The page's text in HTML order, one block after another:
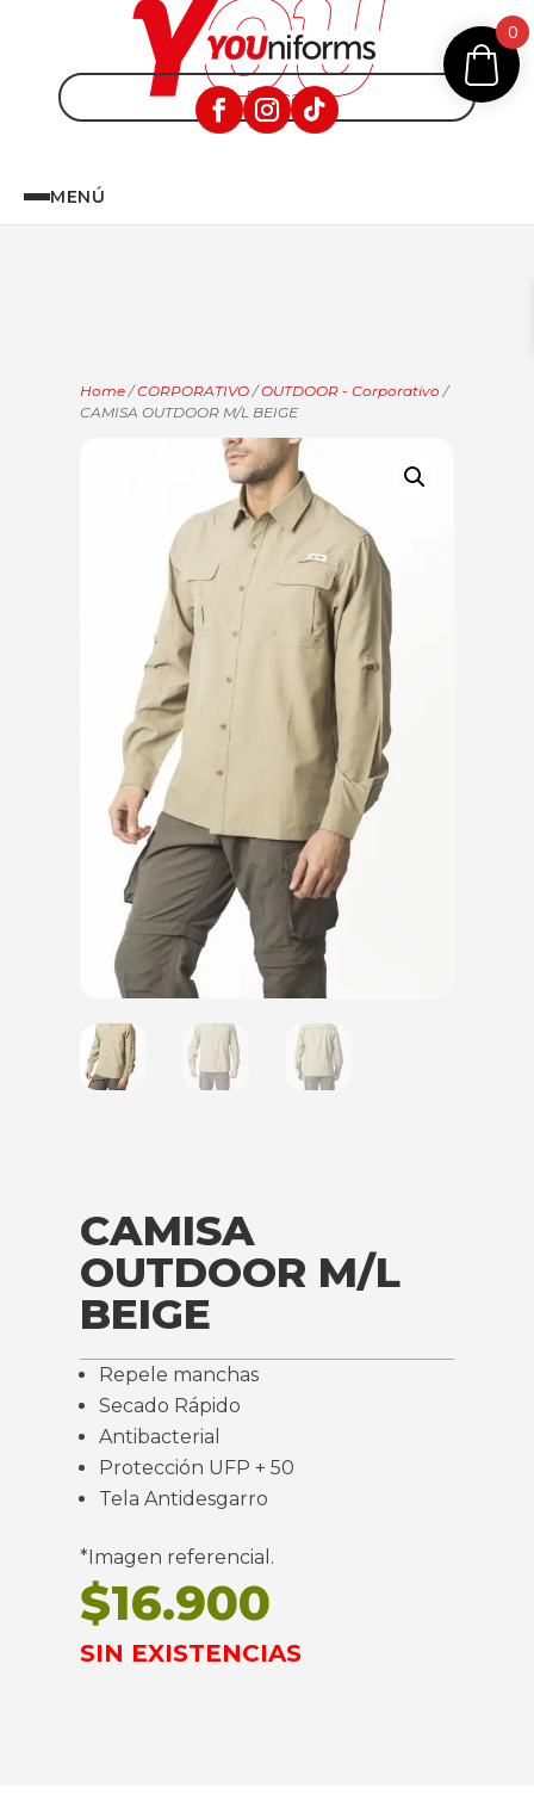
MENÚ
Home /CORPORATIVO /OUTDOOR - Corporativo /
CAMISA OUTDOOR M/L BEIGE
CAMISA
OUTDOOR M/L
BEIGE
Repele manchas
Secado Rápido
Antibacterial
Protección UFP + 50
Tela Antidesgarro
*Imagen referencial.
$16.900
SIN EXISTENCIAS
0